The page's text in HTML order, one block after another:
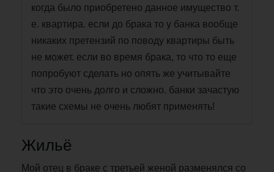
когда было приобретено данное имущество т.
е. квартира. если до брака то у банка вообще
никаких претензий по поводу квартиры быть
не может. если во время брака, то что то еще
попробуют сделать но опять же учитывайте
что это очень долго и сложно. банки зачастую
такие схемы не очень любят применять!
Жильё
Мой отец в браке с третьей женой разменялся со